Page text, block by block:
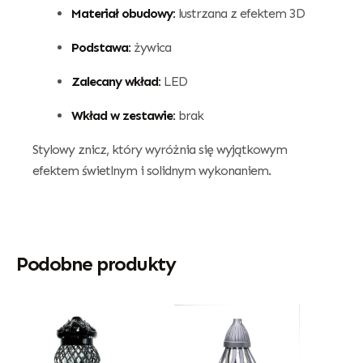
Materiał obudowy: lustrzana z efektem 3D
Podstawa: żywica
Zalecany wkład: LED
Wkład w zestawie: brak
Stylowy znicz, który wyróżnia się wyjątkowym
efektem świetlnym i solidnym wykonaniem.
Podobne produkty